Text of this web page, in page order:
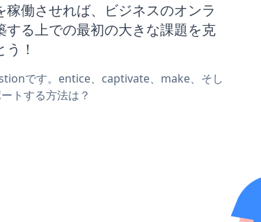
働させれば、ビジネスのオンラ
する上での最初の大きな課題を克
！
です。entice、captivate、make、そし
トする方法は？